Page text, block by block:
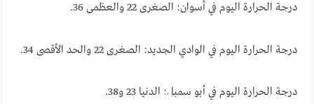
درجة الحرارة اليوم في أسوان: الصغرى 22 والعظمى 36.
درجة الحرارة اليوم في الوادي الجديد: الصغرى 22 والحد الأقصى 34.
درجة الحرارة اليوم في أبو سمبل: الدنيا 23 و38.